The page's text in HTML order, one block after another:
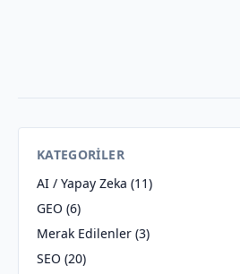
KATEGORILER
AI / Yapay Zeka (11)
GEO (6)
Merak Edilenler (3)
SEO (20)